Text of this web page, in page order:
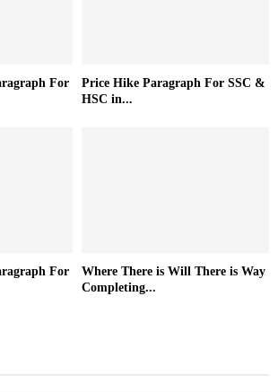
For
Price Hike Paragraph For SSC &
HSC in...
For
Where There is Will There is Way
Completing...